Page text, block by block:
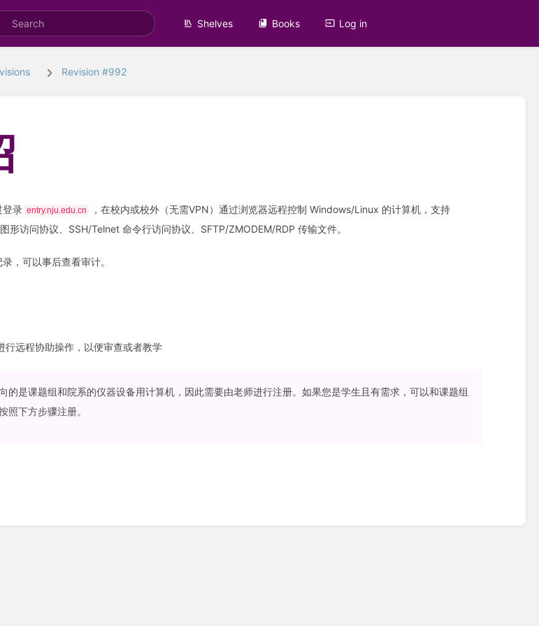
Shelves Books Log in
Revision #992
登录 entry.nju.edu.cn
，在校内或校外（无需VPN）通过浏览器远程控制 Windows/Linux 的计算机，支持
形访问协议、SSH/Telnet 命令行访问协议、SFTP/ZMODEM/RDP 传输文件。
，可以事后查看审计。
行远程协助操作，以便审查或者教学
的是课题组和院系的仪器设备用计算机，因此需要由老师进行注册。如果您是学生且有需求，可以和课题组
照下方步骤注册。